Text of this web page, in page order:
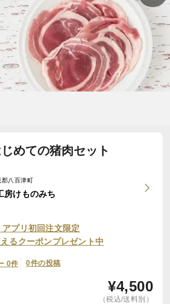
めての猪肉セット
八百津町
房けものみち
アプリ初回注文限定
るクーポンプレゼント中
0件 0件の投稿
¥4,500
（税込/送料別）